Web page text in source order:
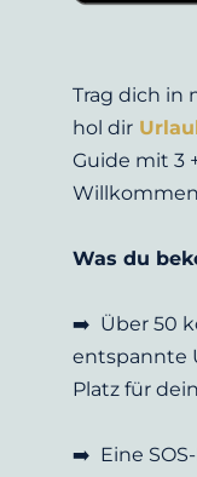
Trag dich in
hol dir
Was du
➡️  Über 50
entspannte
Platz für
➡️  Eine